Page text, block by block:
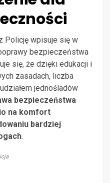
Policję wpisuje się w
bezpieczeństwa
się, że dzięki edukacji i
zasadach, liczba
jednośladów
bezpieczeństwa
na komfort
bardziej
.